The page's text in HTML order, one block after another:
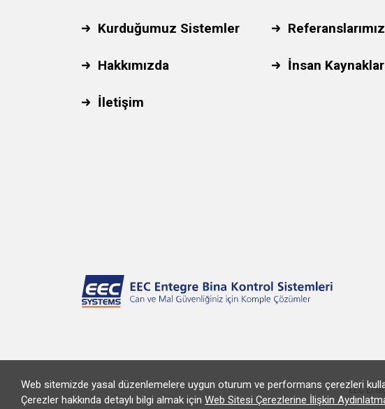
Kurduğumuz Sistemler Referanslarımız
Hakkımızda İnsan
İletişim
EEC
Web sitemizde yasal düzenlemelere uygun oturum ve performans çerezleri
Çerezler hakkında detaylı bilgi almak için Web Sitesi Çerezlerine İlişkin